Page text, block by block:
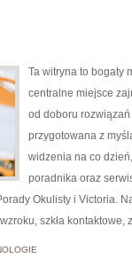
Ta witryna to bogaty
centralne miejsce
od doboru
przygotowana z
widzenia na co
poradnika oraz
Okulisty i Victoria.
szkła